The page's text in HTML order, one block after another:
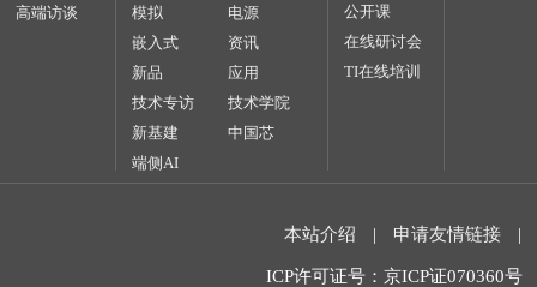
高端访谈
模拟
电源
嵌入式
资讯
新品
应用
技术专访
技术学院
新基建
中国芯
端侧AI
公开课
在线研讨会
TI在线培训
本站介绍 | 申请友情链接 |
ICP许可证号：京ICP证070360